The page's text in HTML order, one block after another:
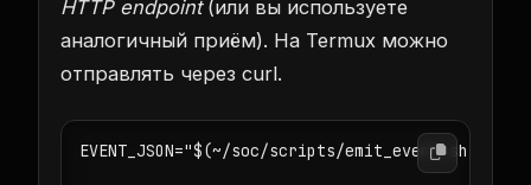
HTTP endpoint(или вы используете
аналогичный приём). На Termux можно
отправлять через curl.
EVENT_JSON="$(~/soc/scripts/emit_event.sh